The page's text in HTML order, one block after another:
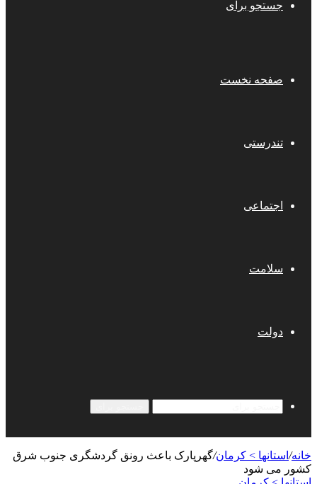
جستجو برای
صفحه نخست
تندرستی
اجتماعی
سلامت
دولت
خانه/ استانها > کرمان/گهرپارک باعث رونق گردشگری جنوب شرق
کشور می شود